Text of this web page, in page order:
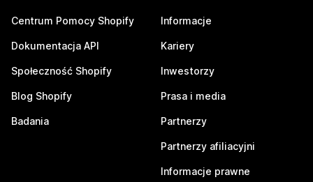
Centrum Pomocy Shopify
Dokumentacja API
Społeczność Shopify
Blog Shopify
Badania
Informacje
Kariery
Inwestorzy
Prasa i media
Partnerzy
Partnerzy afiliacyjni
Informacje prawne